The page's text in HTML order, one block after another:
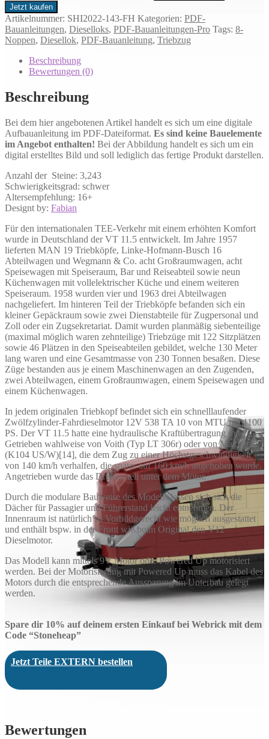
Jetzt kaufen
Artikelnummer: SHI2022-143-FH Kategorien: PDF-
Bauanleitungen, Dieselloks, PDF-Bauanleitungen-Pro Tags: 8-
Noppen, Diesellok, PDF-Bauanleitung, Triebzug
Beschreibung
Bewertungen (0)
Beschreibung
Bei dem hier angebotenen Artikel handelt es sich um eine digitale
Aufbauanleitung im PDF-Dateiformat. Es sind keine Bauelemente
im Angebot enthalten! Bei der Abbildung handelt es sich um ein
digital erstelltes Bild und soll lediglich das fertige Produkt darstellen.
Anzahl der Steine: 3,243
Schwierigkeitsgrad: schwer
Altersempfehlung: 16+
Designt by: Fabian
Für den internationalen TEE-Verkehr mit einem erhöhten Komfort
wurde in Deutschland der VT 11.5 entwickelt. Im Jahre 1957
lieferten MAN 19 Triebköpfe, Linke-Hofmann-Busch 16
Abteilwagen und Wegmann & Co. acht Großraumwagen, acht
Speisewagen mit Speiseraum, Bar und Reiseabteil sowie neun
Küchenwagen mit vollelektrischer Küche und einem weiteren
Speiseraum. 1958 wurden vier und 1963 drei Abteilwagen
nachgeliefert. Im hinteren Teil der Triebköpfe befanden sich ein
kleiner Gepäckraum sowie zwei Dienstabteile für Zugpersonal und
Zoll oder ein Zugsekretariat. Damit wurden planmäßig siebenteilige
(maximal möglich waren zehnteilige) Triebzüge mit 122 Sitzplätzen
sowie 46 Plätzen in den Speiseabteilen gebildet, welche 130 Meter
lang waren und eine Gesamtmasse von 230 Tonnen besaßen. Diese
Züge bestanden aus je einem Maschinenwagen an den Zugenden,
zwei Abteilwagen, einem Großraumwagen, einem Speisewagen und
einem Küchenwagen.
In jedem originalen Triebkopf befindet sich ein schnelllaufender
Zwölfzylinder-Fahrdieselmotor 12V 538 TA 10 von MTU mit 1100
PS. Der VT 11.5 hatte eine hydraulische Kraftübertragung mit
Getrieben wahlweise von Voith (Typ LT 306r) oder von Maybach
(K104 US/W)[14], die dem Zug zu einer Höchstgeschwindigkeit
von 140 km/h verhalfen, die später auf 160 km/h angehoben wurde.
Angetrieben wurde das Drehgestell unter dem Motor.
Durch die modulare Bauweise des Modells lassen sich sich die
Dächer für Passagier und Führerstand leicht entnehmen. Der
Innenraum ist natürlich so Vorbildgerecht wie möglich ausgestattet
und enthält bspw. in der Front wie beim Original den V12
Dieselmotor.
Das Modell kann mittels 9V Motor oder Powered Up motorisiert
werden. Bei der Motorisierung mit Powered Up muss das Kabel des
Motors durch die entsprechende Aussparung im Unterbau gelegt
werden.
Spare dir 10% auf deinem ersten Einkauf bei Webrick mit dem
Code “Stoneheap”
Jetzt Teile EXTERN bestellen
Bewertungen